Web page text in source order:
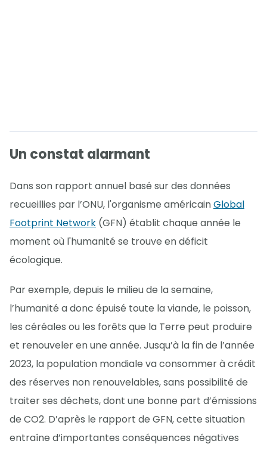
Un constat alarmant
Dans son rapport annuel basé sur des données
recueillies par l’ONU, l'organisme américainGlobal
Footprint Network (GFN) établit chaque année le
moment où l'humanité se trouve en déficit
écologique.
Par exemple, depuis le milieu de la semaine,
l’humanité a donc épuisé toute la viande, le poisson,
les céréales ou les forêts que la Terre peut produire
et renouveler en une année. Jusqu’à la fin de l’année
2023, la population mondiale va consommer à crédit
des réserves non renouvelables, sans possibilité de
traiter ses déchets, dont une bonne part d’émissions
de CO2. D’après le rapport de GFN, cette situation
entraîne d’importantes conséquences négatives